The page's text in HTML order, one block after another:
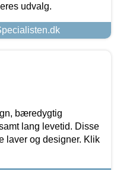
udvalg.
bæredygtig
lang levetid. Disse
laver og designer. Klik